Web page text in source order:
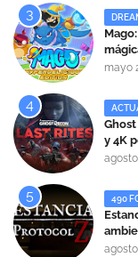
mayo
y 4K
490
Steam